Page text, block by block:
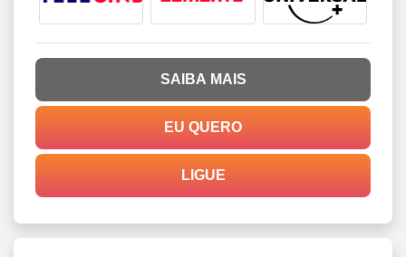
SAIBA MAIS
EU QUERO
LIGUE